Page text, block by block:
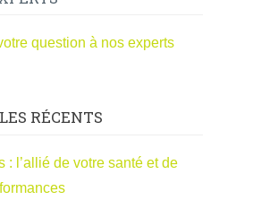
question à nos experts
RÉCENTS
: l’allié de votre santé et de